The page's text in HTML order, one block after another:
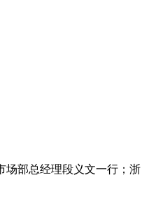
场部总经理段义文一行；浙